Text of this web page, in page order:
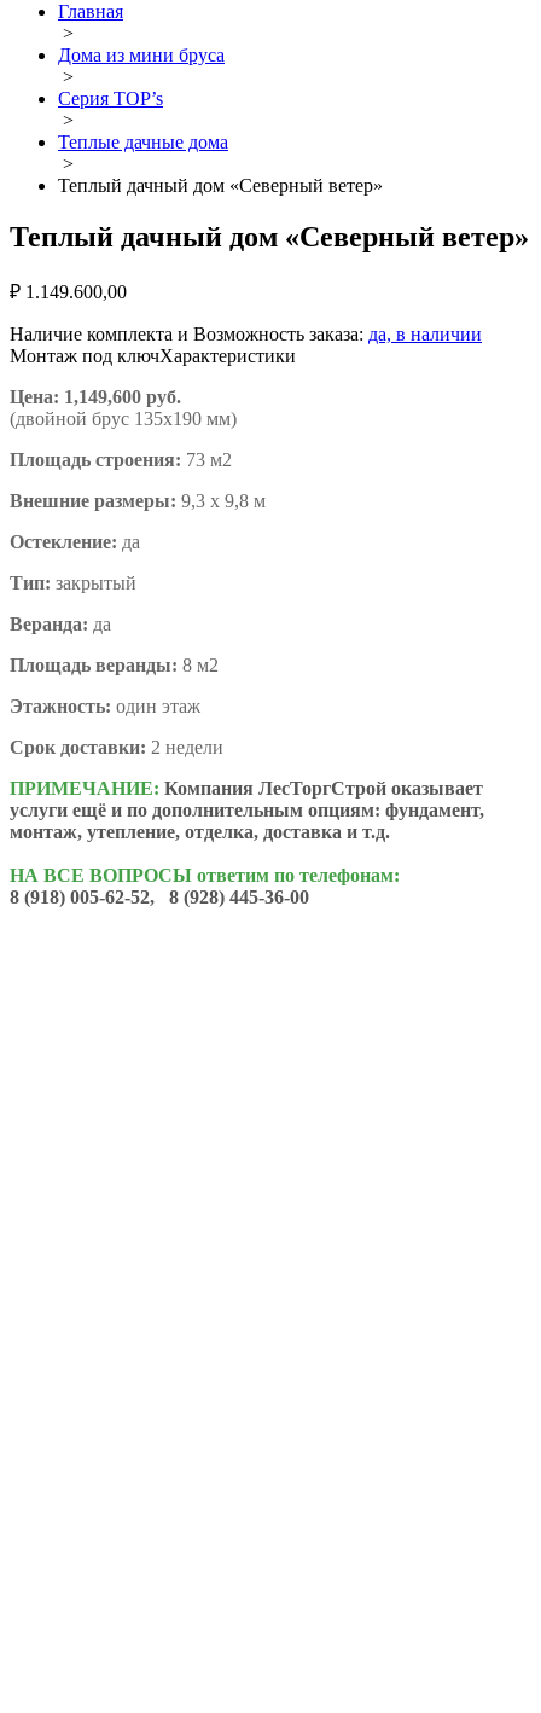
Главная
>
Дома из мини бруса
>
Серия TOP’s
>
Теплые дачные дома
>
Теплый дачный дом «Северный ветер»
Теплый дачный дом «Северный ветер»
₽ 1.149.600,00
Наличие комплекта и Возможность заказа: да, в наличии
Монтаж под ключХарактеристики
Цена: 1,149,600 руб.
(двойной брус 135х190 мм)
Площадь строения: 73 м2
Внешние размеры: 9,3 х 9,8 м
Остекление: да
Тип: закрытый
Веранда: да
Площадь веранды: 8 м2
Этажность: один этаж
Срок доставки: 2 недели
ПРИМЕЧАНИЕ: Компания ЛесТоргСтрой оказывает
услуги ещё и по дополнительным опциям: фундамент,
монтаж, утепление, отделка, доставка и т.д.
НА ВСЕ ВОПРОСЫ ответим по телефонам:
8 (918) 005-62-52, 8 (928) 445-36-00